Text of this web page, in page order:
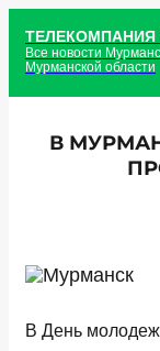
ТЕЛЕКОМПАНИЯ
Все новости
Мурманской области
В
В День